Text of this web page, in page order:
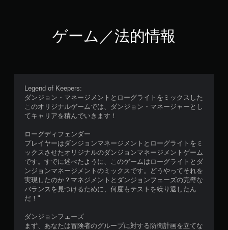
ゲーム／法的情報
Legend of Keepers:
ダンジョン・マネージメントとローグライトをミックスした
このオリジナルゲームでは、ダンジョン・マネージャーとし
てキャリアを積んでいきます！
ローグディフェンダー
プレイヤーはダンジョンマネージメントとローグライトをミ
ックスさせたオリジナルのダンジョンマネージメントゲーム
です。すでに述べたように、このゲームはローグライトとダ
ンジョンマネージメントのミックスです。どうやってそれを
実現したのか？マネジメントとダンジョンフェーズの完璧な
バランスを見つけるために、何度もテストを繰り返したん
だ！"
ダンジョンフェーズ
まず、あなたは冒険者のグループに対する防衛計画を立てな